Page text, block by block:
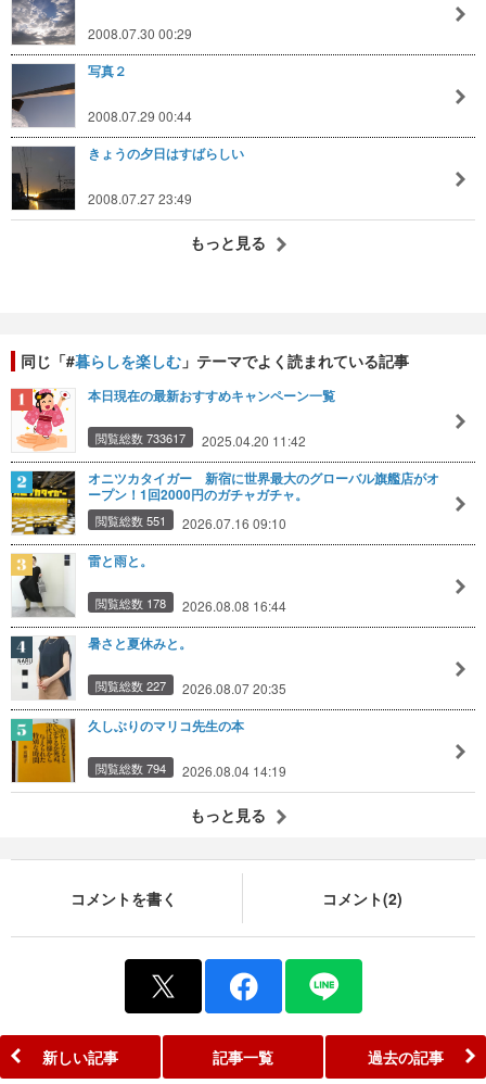
2008.07.30 00:29
写真２
2008.07.29 00:44
きょうの夕日はすばらしい
2008.07.27 23:49
もっと見る
同じ「#暮らしを楽しむ 」テーマでよく読まれている記事
本日現在の最新おすすめキャンペーン一覧
閲覧総数 733617 2025.04.20 11:42
オニツカタイガー 新宿に世界最大のグローバル旗艦店がオ
ープン！1回2000円のガチャガチャ。
閲覧総数 551 2026.07.16 09:10
雷と雨と。
閲覧総数 178 2026.08.08 16:44
暑さと夏休みと。
閲覧総数 227 2026.08.07 20:35
久しぶりのマリコ先生の本
閲覧総数 794 2026.08.04 14:19
もっと見る
コメントを書く コメント(2)
新しい記事 記事一覧 過去の記事